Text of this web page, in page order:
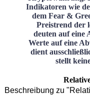
Indikatoren wie
dem Fear &
Preistrend der
deuten auf eine
Werte auf eine
dient
stellt
Beschreibung zu